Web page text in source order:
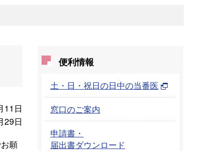
11日
29日
願
便利情報
土・日・祝日の日中の当番医
窓口のご案内
申請書・
届出書ダウンロード